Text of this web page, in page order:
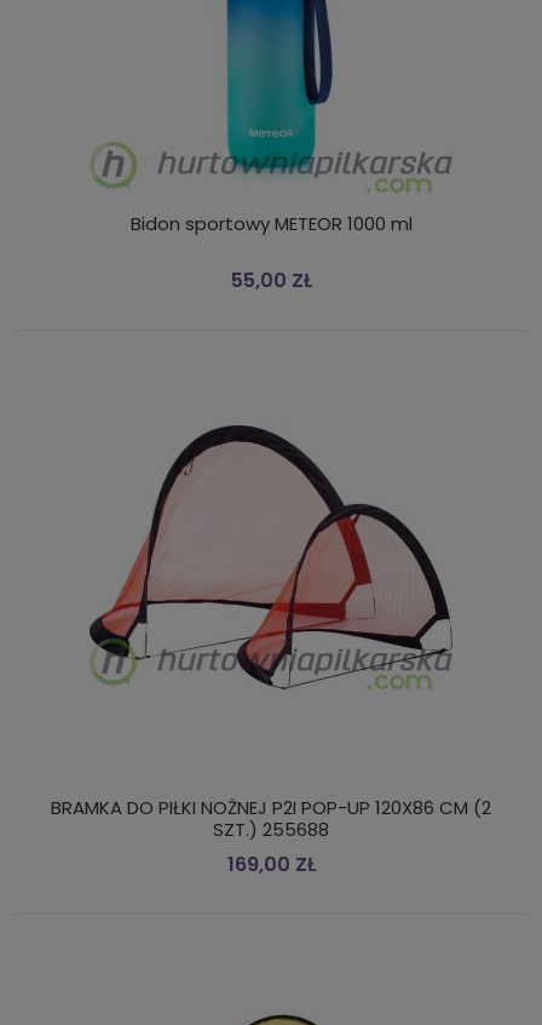
Bidon sportowy METEOR 1000 ml
55,00 ZŁ
BRAMKA DO PIŁKI NOŻNEJ P2I POP-UP 120X86 CM (2
SZT.) 255688
169,00 ZŁ